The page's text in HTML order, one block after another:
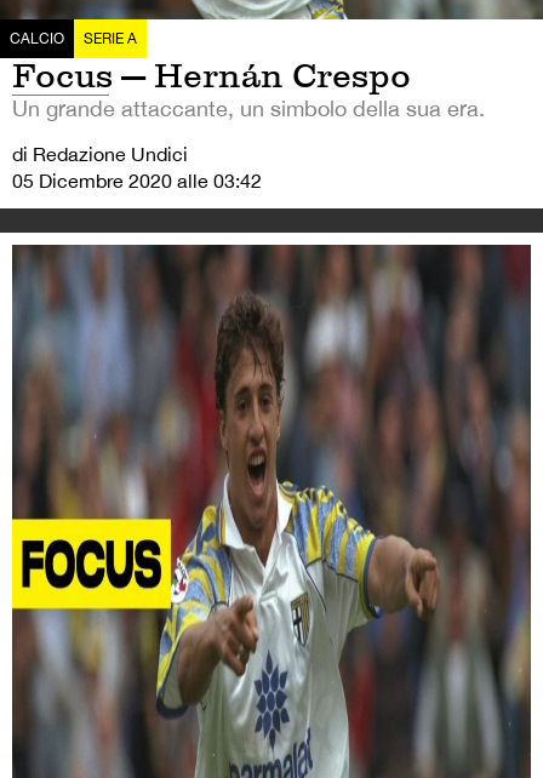
CALCIO SERIE A
Focus — Hernán Crespo
Un grande attaccante, un simbolo della sua era.
di Redazione Undici
05 Dicembre 2020 alle 03:42